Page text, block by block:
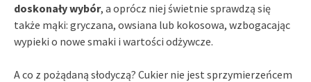
doskonały wybór, a oprócz niej świetnie sprawdzą się
także mąki: gryczana, owsiana lub kokosowa, wzbogacając
wypieki o nowe smaki i wartości odżywcze.
A co z pożądaną słodyczą? Cukier nie jest sprzymierzeńcem